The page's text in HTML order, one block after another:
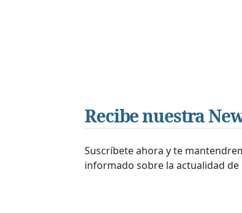
Recibe nuestra
Suscríbete ahora y te
informado sobre la actualidad de